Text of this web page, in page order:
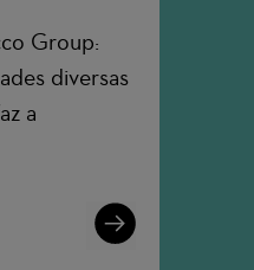
Group:
diversas
a
Learn
More